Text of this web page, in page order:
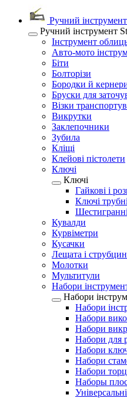
Ручний
Ручний інструмент
Інструмент
Авто-мото
Біти
Болторізи
Бородки й
Бруски для
Візки
Викрутки
Заклепочники
Зубила
Кліщі
Клейові пістолети
Ключі
Ключі
Гайкові і
Ключі трубні
Кувалди
Курвіметри
Кусачки
Лещата і
Молотки
Мультитули
Набори
Набори
Набори
Набори
Набори
Набори для
Набори
Набори
Набори
Наборы